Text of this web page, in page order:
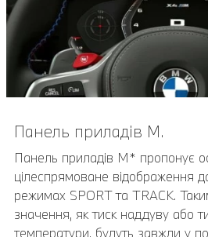
Панель приладів M.
Панель приладів M* пропонує
цілеспрямоване відображення
режимах SPORT та TRACK.
значення, як тиск наддуву або
температури, будуть завжди у
Асистент паркування Plus.
Асистент паркування Plus
маневрування автомобілем. Він
View, що включає вид зверху,
віддалений тривимірний
систему паркування, функцію